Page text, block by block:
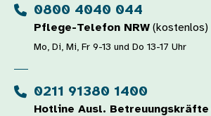
0800 4040 044
Pflege-Telefon NRW (kostenlos)
Mo, Di, Mi, Fr 9-13 und Do 13-17 Uhr
0211 91380 1400
Hotline Ausl. Betreuungskräfte